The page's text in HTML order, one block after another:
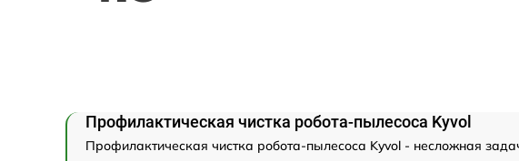
Профилактическая чистка робота-пылесоса Kyvol
Профилактическая чистка робота-пылесоса Kyvol - несложная